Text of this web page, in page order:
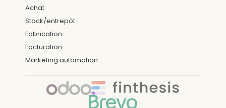
Achat
Stock/entrepôt
Fabrication
Facturation
Marketing automation